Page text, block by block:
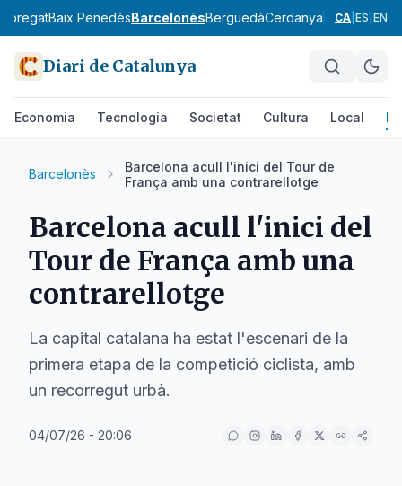
Baix PenedèsBarcelonèsBerguedàCerdanya Conca de
CA ES EN
Diari de Catalunya
Economia Tecnologia Societat Cultura Local
Barcelonès
Barcelona acull l'inici del Tour de
França amb una contrarellotge
Barcelona acull l'inici del
Tour de França amb una
contrarellotge
La capital catalana ha estat l'escenari de la
primera etapa de la competició ciclista, amb
un recorregut urbà.
04/07/26 - 20:06